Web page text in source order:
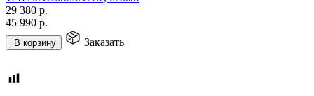
29 380 р.
45 990 р.
В корзину Заказать